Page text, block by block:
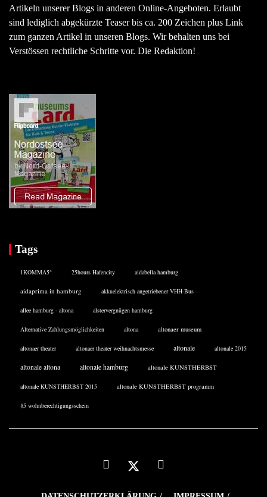
Artikeln unserer Blogs in anderen Online-Angeboten. Erlaubt
sind lediglich abgekürzte Teaser bis ca. 200 Zeichen plus Link
zum ganzen Artikel in unseren Blogs. Wir behalten uns bei
Verstössen rechtliche Schritte vor. Die Redaktion!
Tags
1KOMMA5° 25hours Hafencity aidabella hamburg
aidaprima in hamburg akkuelektrisch angetriebener VHH-Bus
allee hamburg - altona alstervergnügen hamburg
Alternative Zahlungsmöglichkeiten altona altonaer museum
altonaer theater altonaer theater weihnachtsmesse altonale altonale 2015
altonale altona altonale hamburg altonale KUNSTHERBST
altonale KUNSTHERBST 2015 altonale KUNSTHERBST programm
§5 wohnberechtigungsschein